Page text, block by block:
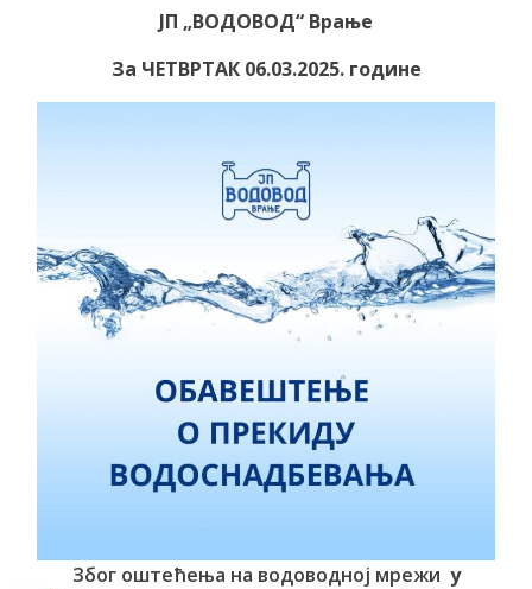
ЈП „ВОДОВОД“ Врање
За ЧЕТВРТАК 06.03.2025. године
Због оштећења на водоводној мрежи у